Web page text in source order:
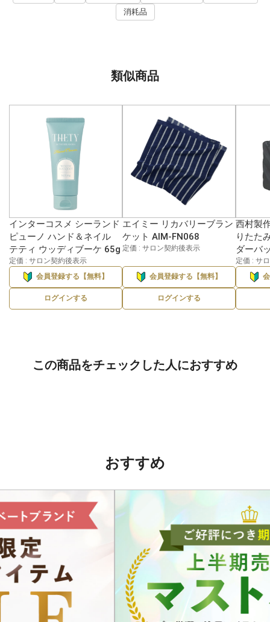
消耗品
類似商品
インターコスメ シーランド
ピューノ ハンド＆ネイル
テティ ウッディブーケ 65g
定価 : サロン契約後表示
会員登録する【無料】
ログインする
エイミー リカバリーブラン
ケット AIM-FN068
定価 : サロン契約後表示
会員登録する【無料】
ログインする
西村製
りたた
ダーバ
定価 : サ
この商品をチェックした人におすすめ
おすすめ